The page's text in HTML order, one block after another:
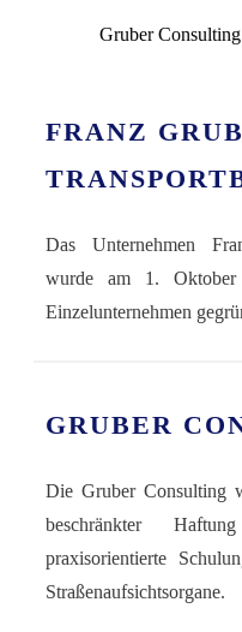
Gruber
FRANZ
Das Unternehmen
wurde am 1.
Einzelunternehmen
GRUBER
Die Gruber Consulting
beschränkter
praxisorientierte
Straßenaufsichtsorgane.